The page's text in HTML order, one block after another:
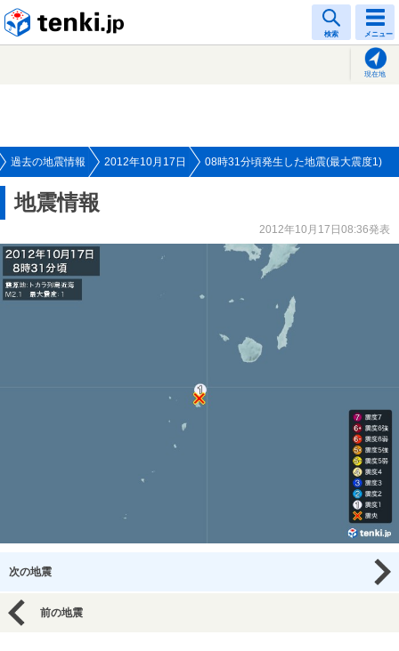
検索 メニュー
現在地
過去の地震情報 2012年10月17日 08時31分頃発生した地震(最大震度1)
地震情報
2012年10月17日08:36発表
次の地震
前の地震